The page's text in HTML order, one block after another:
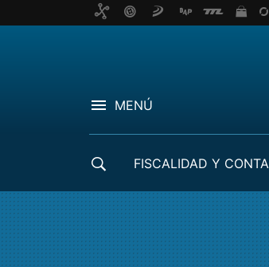
MENÚ
FISCALIDAD Y